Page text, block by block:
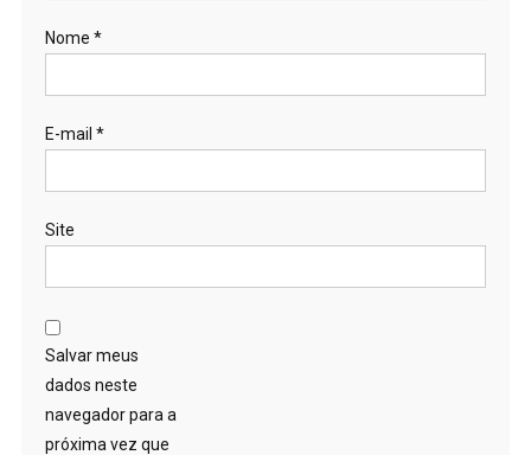
Nome *
E-mail *
Site
Salvar meus
dados neste
navegador para a
próxima vez que